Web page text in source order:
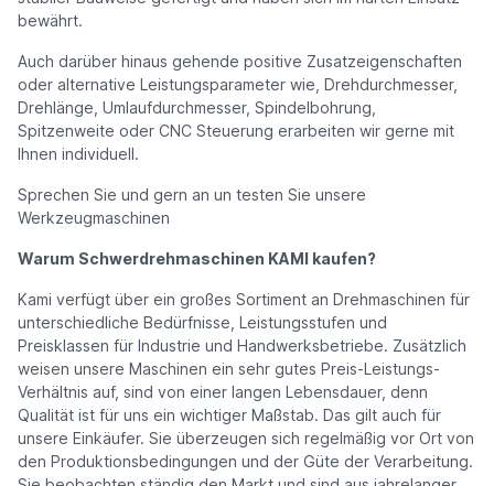
bewährt.
Auch darüber hinaus gehende positive Zusatzeigenschaften
oder alternative Leistungsparameter wie, Drehdurchmesser,
Drehlänge, Umlaufdurchmesser, Spindelbohrung,
Spitzenweite oder CNC Steuerung erarbeiten wir gerne mit
Ihnen individuell.
Sprechen Sie und gern an un testen Sie unsere
Werkzeugmaschinen
Warum Schwerdrehmaschinen KAMI kaufen?
Kami verfügt über ein großes Sortiment an Drehmaschinen für
unterschiedliche Bedürfnisse, Leistungsstufen und
Preisklassen für Industrie und Handwerksbetriebe. Zusätzlich
weisen unsere Maschinen ein sehr gutes Preis-Leistungs-
Verhältnis auf, sind von einer langen Lebensdauer, denn
Qualität ist für uns ein wichtiger Maßstab. Das gilt auch für
unsere Einkäufer. Sie überzeugen sich regelmäßig vor Ort von
den Produktionsbedingungen und der Güte der Verarbeitung.